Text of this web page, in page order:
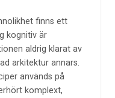
finns ett
kognitiv är
aldrig klarat av
arkitektur annars.
används på
komplext,